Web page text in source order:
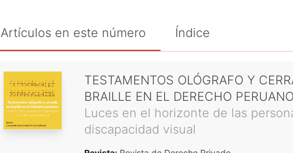
Artículos en este número Índice
TESTAMENTOS OLÓGRAFO Y
BRAILLE EN EL DERECHO PERUANO
Luces en el horizonte de las
discapacidad visual